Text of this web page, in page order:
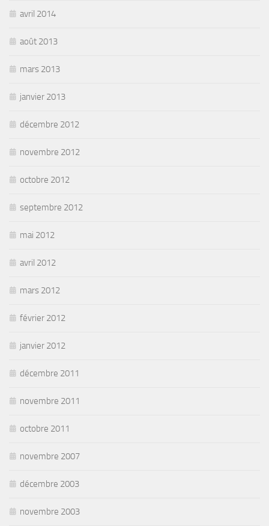
avril 2014
août 2013
mars 2013
janvier 2013
décembre 2012
novembre 2012
octobre 2012
septembre 2012
mai 2012
avril 2012
mars 2012
février 2012
janvier 2012
décembre 2011
novembre 2011
octobre 2011
novembre 2007
décembre 2003
novembre 2003